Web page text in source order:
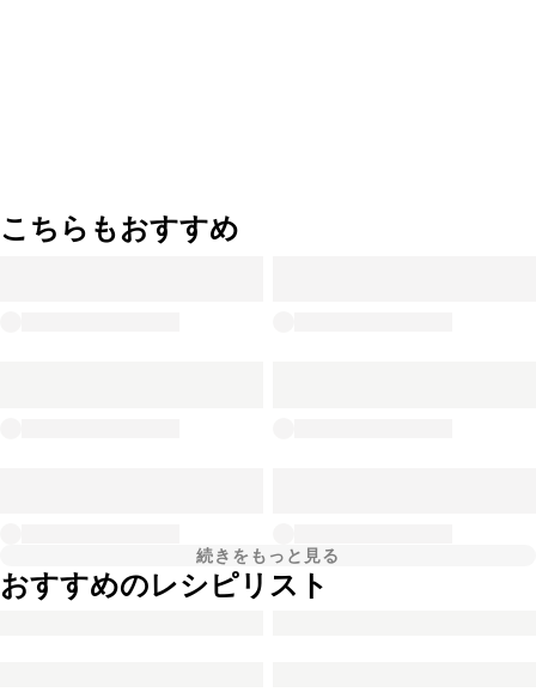
こちらもおすすめ
続きをもっと見る
おすすめのレシピリスト